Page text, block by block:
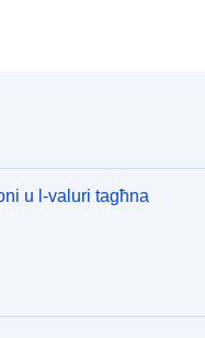
u l-valuri tagħna